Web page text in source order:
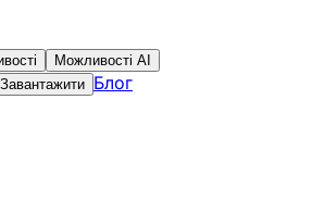
Можливості AI
Завантажити Блог